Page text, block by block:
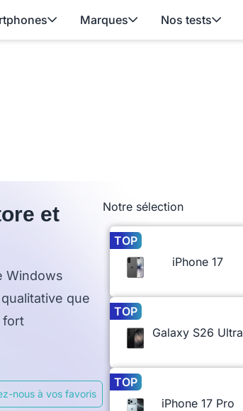
Marques Nos tests
et
Windows
que
fort
nous à vos favoris
Notre sélection
TOP
iPhone 17
TOP
Galaxy S26 Ultra
TOP
iPhone 17 Pro